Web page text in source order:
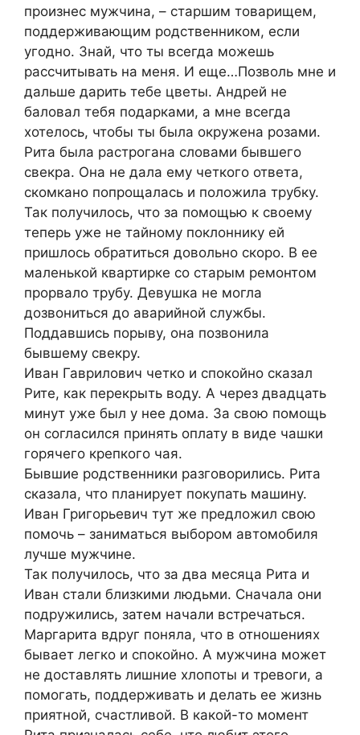
произнес мужчина, – старшим товарищем,
поддерживающим родственником, если
угодно. Знай, что ты всегда можешь
рассчитывать на меня. И еще…Позволь мне и
дальше дарить тебе цветы. Андрей не
баловал тебя подарками, а мне всегда
хотелось, чтобы ты была окружена розами.
Рита была растрогана словами бывшего
свекра. Она не дала ему четкого ответа,
скомкано попрощалась и положила трубку.
Так получилось, что за помощью к своему
теперь уже не тайному поклоннику ей
пришлось обратиться довольно скоро. В ее
маленькой квартирке со старым ремонтом
прорвало трубу. Девушка не могла
дозвониться до аварийной службы.
Поддавшись порыву, она позвонила
бывшему свекру.
Иван Гаврилович четко и спокойно сказал
Рите, как перекрыть воду. А через двадцать
минут уже был у нее дома. За свою помощь
он согласился принять оплату в виде чашки
горячего крепкого чая.
Бывшие родственники разговорились. Рита
сказала, что планирует покупать машину.
Иван Григорьевич тут же предложил свою
помочь – заниматься выбором автомобиля
лучше мужчине.
Так получилось, что за два месяца Рита и
Иван стали близкими людьми. Сначала они
подружились, затем начали встречаться.
Маргарита вдруг поняла, что в отношениях
бывает легко и спокойно. А мужчина может
не доставлять лишние хлопоты и тревоги, а
помогать, поддерживать и делать ее жизнь
приятной, счастливой. В какой-то момент